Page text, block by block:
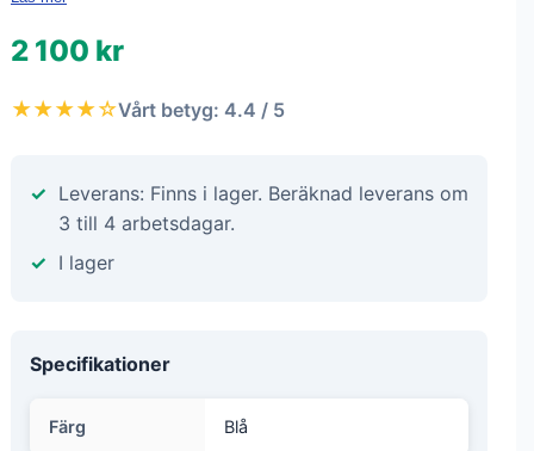
2 100 kr
★★★★☆Vårt betyg: 4.4 / 5
Leverans: Finns i lager. Beräknad leverans om
3 till 4 arbetsdagar.
I lager
Specifikationer
Färg Blå